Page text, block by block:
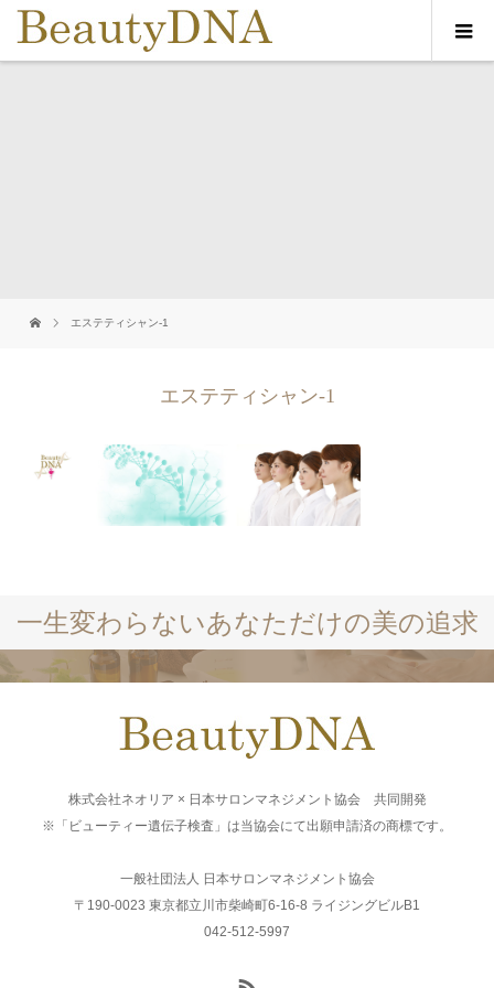
エステティシャン-1
エステティシャン-1
一生変わらないあなただけの美の追求
株式会社ネオリア × 日本サロンマネジメント協会 共同開発
※「ビューティー遺伝子検査」は当協会にて出願申請済の商標です。
一般社団法人 日本サロンマネジメント協会
〒190-0023 東京都立川市柴崎町6-16-8 ライジングビルB1
042-512-5997